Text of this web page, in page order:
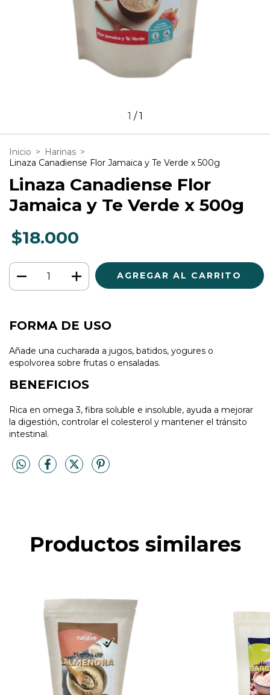
1 /1
Inicio > Harinas >
Linaza Canadiense Flor Jamaica y Te Verde x 500g
Linaza Canadiense Flor
Jamaica y Te Verde x 500g
$18.000
FORMA DE USO
Añade una cucharada a jugos, batidos, yogures o
espolvorea sobre frutas o ensaladas.
BENEFICIOS
Rica en omega 3, fibra soluble e insoluble, ayuda a mejorar
la digestión, controlar el colesterol y mantener el tránsito
intestinal.
Productos similares